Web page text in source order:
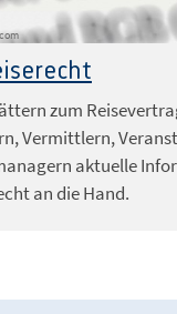
zum
Vermittlern,
aktuelle
an die Hand.